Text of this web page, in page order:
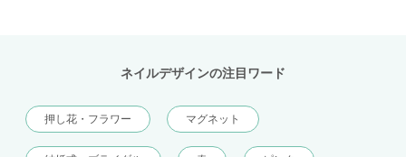
ネイルデザインの注目ワード
押し花・フラワー マグネット